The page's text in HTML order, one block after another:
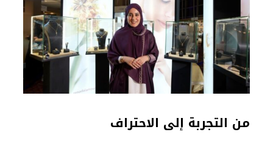
من التجربة إلى الاحتراف